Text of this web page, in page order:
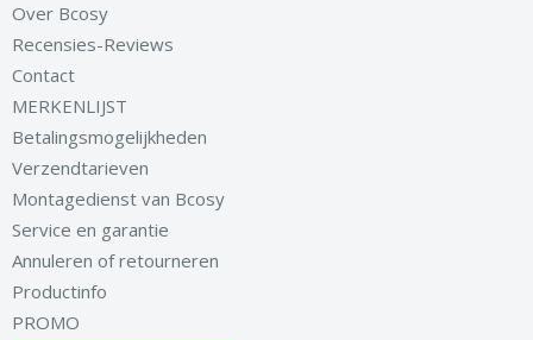
Over Bcosy
Recensies-Reviews
Contact
MERKENLIJST
Betalingsmogelijkheden
Verzendtarieven
Montagedienst van Bcosy
Service en garantie
Annuleren of retourneren
Productinfo
PROMO